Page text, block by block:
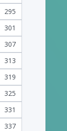
295
301
307
313
319
325
331
337